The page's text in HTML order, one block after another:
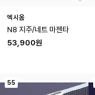
엑시옴
N8 지주/네트 마젠타
53,900원
55